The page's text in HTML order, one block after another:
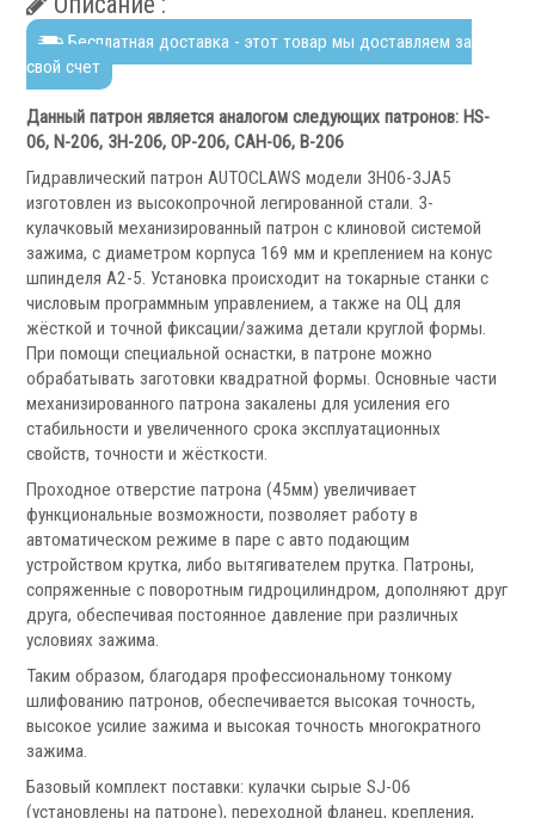
Револьверные головки
Запчасти для револьверных головок
Приводные блоки
Статические блоки
Переходные втулки
Системы УЦИ
Мониторы УЦИ
Оптические линейки
Магнитные линейки
Комплекты УЦИ
Системы СОЖ
Бесплатная доставка - этот товар мы доставляем за
свой счет
Данный патрон является аналогом следующих патронов: HS-
06, N-206, 3H-206, OP-206, CAH-06, B-206
Гидравлический патрон AUTOCLAWS модели 3Н06-3JA5
изготовлен из высокопрочной легированной стали. 3-
кулачковый механизированный патрон с клиновой системой
зажима, с диаметром корпуса 169 мм и креплением на конус
шпинделя А2-5. Установка происходит на токарные станки с
числовым программным управлением, а также на ОЦ для
жёсткой и точной фиксации/зажима детали круглой формы.
При помощи специальной оснастки, в патроне можно
обрабатывать заготовки квадратной формы. Основные части
механизированного патрона закалены для усиления его
стабильности и увеличенного срока эксплуатационных
свойств, точности и жёсткости.
Проходное отверстие патрона (45мм) увеличивает
функциональные возможности, позволяет работу в
автоматическом режиме в паре с авто подающим
устройством крутка, либо вытягивателем прутка. Патроны,
сопряженные с поворотным гидроцилиндром, дополняют друг
друга, обеспечивая постоянное давление при различных
условиях зажима.
Таким образом, благодаря профессиональному тонкому
шлифованию патронов, обеспечивается высокая точность,
высокое усилие зажима и высокая точность многократного
зажима.
Базовый комплект поставки: кулачки сырые SJ-06
(установлены на патроне), переходной фланец, крепления,